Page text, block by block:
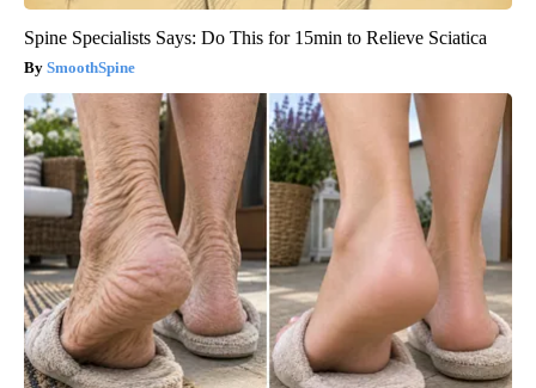
Spine Specialists Says: Do This for 15min to Relieve Sciatica
SmoothSpine